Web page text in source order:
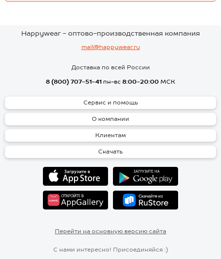
Happywear - оптово-производственная компания
mail@happywear.ru
Доставка по всей России
8 (800) 707-51-41 пн-вс 8:00-20:00 МСК
Сервис и помощь
О компании
Клиентам
Скачать
Перейти на основную версию сайта
С нами интересно! Присоединяйся :)